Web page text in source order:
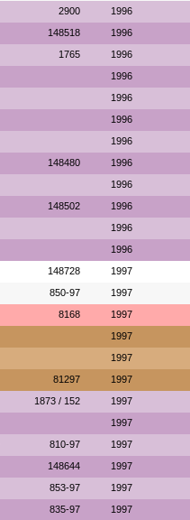
2900 1996
148518 1996
1765 1996
1996
1996
1996
1996
148480 1996
1996
148502 1996
1996
1996
148728 1997
850-97 1997
8168 1997
1997
1997
81297 1997
1873 / 152 1997
1997
810-97 1997
148644 1997
853-97 1997
835-97 1997